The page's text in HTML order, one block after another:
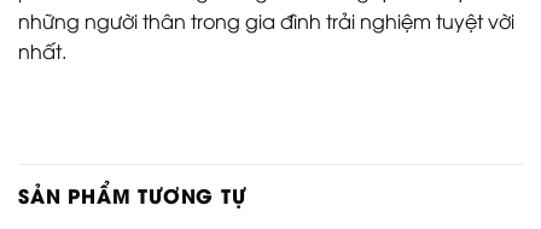
những người thân trong gia đình trải nghiệm tuyệt vời
nhất.
SẢN PHẨM TƯƠNG TỰ